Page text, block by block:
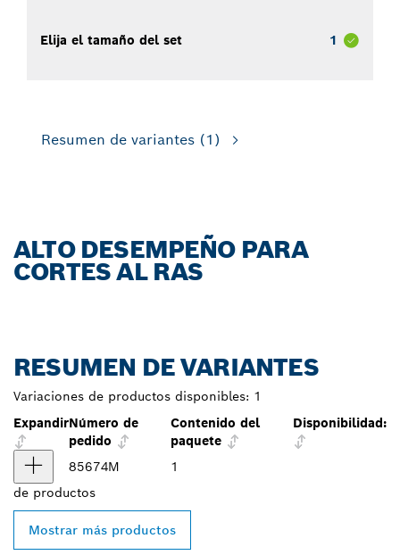
Elija el tamaño del set 1
Resumen de variantes (1)
ALTO DESEMPEÑO PARA
CORTES AL RAS
RESUMEN DE VARIANTES
Variaciones de productos disponibles: 1
ExpandirNúmero de
pedido
Contenido del
paquete
Disponibilidad:
85674M
1
de productos
Mostrar más productos